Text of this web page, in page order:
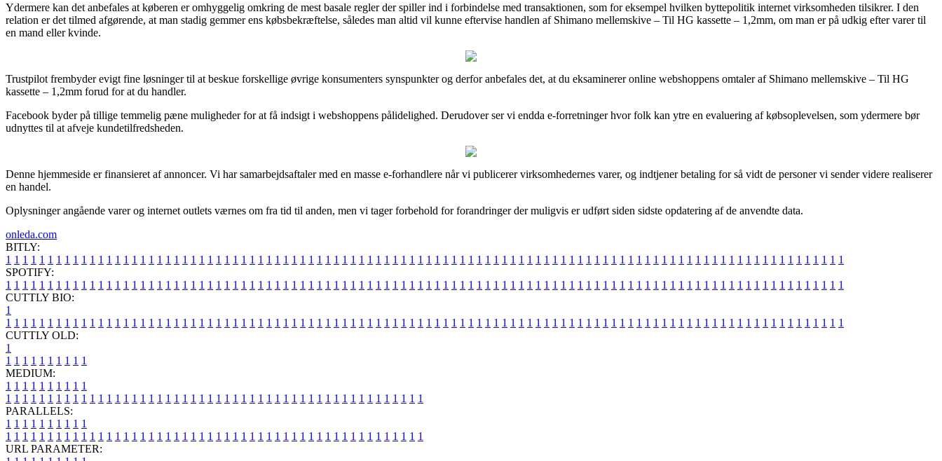
Ydermere kan det anbefales at køberen er omhyggelig omkring de mest basale regler der spiller ind i forbindelse med transaktionen, som for eksempel hvilken byttepolitik internet virksomheden tilsikrer. I den
relation er det tilmed afgørende, at man stadig gemmer ens købsbekræftelse, således man altid vil kunne eftervise handlen af Shimano mellemskive – Til HG kassette – 1,2mm, om man er på udkig efter varer til
en mand eller kvinde.
Trustpilot frembyder evigt fine løsninger til at beskue forskellige øvrige konsumenters synspunkter og derfor anbefales det, at du eksaminerer online webshoppens omtaler af Shimano mellemskive – Til HG
kassette – 1,2mm forud for at du handler.
Facebook byder på tillige temmelig pæne muligheder for at få indsigt i webshoppens pålidelighed. Derudover ser vi endda e-forretninger hvor folk kan ytre en evaluering af købsoplevelsen, som ydermere bør
udnyttes til at afveje kundetilfredsheden.
Denne hjemmeside er finansieret af annoncer. Vi har samarbejdsaftaler med en masse e-forhandlere når vi publicerer virksomhedernes varer, og indtjener betaling for så vidt de personer vi sender videre realiserer
en handel.
Oplysninger angående varer og internet outlets værnes om fra tid til anden, men vi tager forbehold for forandringer der muligvis er udført siden sidste opdatering af de anvendte data.
onleda.com
BITLY:
1 1 1 1 1 1 1 1 1 1 1 1 1 1 1 1 1 1 1 1 1 1 1 1 1 1 1 1 1 1 1 1 1 1 1 1 1 1 1 1 1 1 1 1 1 1 1 1 1 1 1 1 1 1 1 1 1 1 1 1 1 1 1 1 1 1 1 1 1 1 1 1 1 1 1 1 1 1 1 1 1 1 1 1 1 1 1 1 1 1 1 1 1 1 1 1 1 1 1 1
SPOTIFY:
1 1 1 1 1 1 1 1 1 1 1 1 1 1 1 1 1 1 1 1 1 1 1 1 1 1 1 1 1 1 1 1 1 1 1 1 1 1 1 1 1 1 1 1 1 1 1 1 1 1 1 1 1 1 1 1 1 1 1 1 1 1 1 1 1 1 1 1 1 1 1 1 1 1 1 1 1 1 1 1 1 1 1 1 1 1 1 1 1 1 1 1 1 1 1 1 1 1 1 1
CUTTLY BIO:
1
1 1 1 1 1 1 1 1 1 1 1 1 1 1 1 1 1 1 1 1 1 1 1 1 1 1 1 1 1 1 1 1 1 1 1 1 1 1 1 1 1 1 1 1 1 1 1 1 1 1 1 1 1 1 1 1 1 1 1 1 1 1 1 1 1 1 1 1 1 1 1 1 1 1 1 1 1 1 1 1 1 1 1 1 1 1 1 1 1 1 1 1 1 1 1 1 1 1 1 1
CUTTLY OLD:
1
1 1 1 1 1 1 1 1 1 1
MEDIUM:
1 1 1 1 1 1 1 1 1 1
1 1 1 1 1 1 1 1 1 1 1 1 1 1 1 1 1 1 1 1 1 1 1 1 1 1 1 1 1 1 1 1 1 1 1 1 1 1 1 1 1 1 1 1 1 1 1 1 1 1
PARALLELS:
1 1 1 1 1 1 1 1 1 1
1 1 1 1 1 1 1 1 1 1 1 1 1 1 1 1 1 1 1 1 1 1 1 1 1 1 1 1 1 1 1 1 1 1 1 1 1 1 1 1 1 1 1 1 1 1 1 1 1 1
URL PARAMETER: